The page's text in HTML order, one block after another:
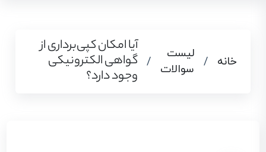
خانه /
لیست
سوالات
/
آیا امکان کپی‌برداری از
گواهی الکترونیکی
وجود دارد؟